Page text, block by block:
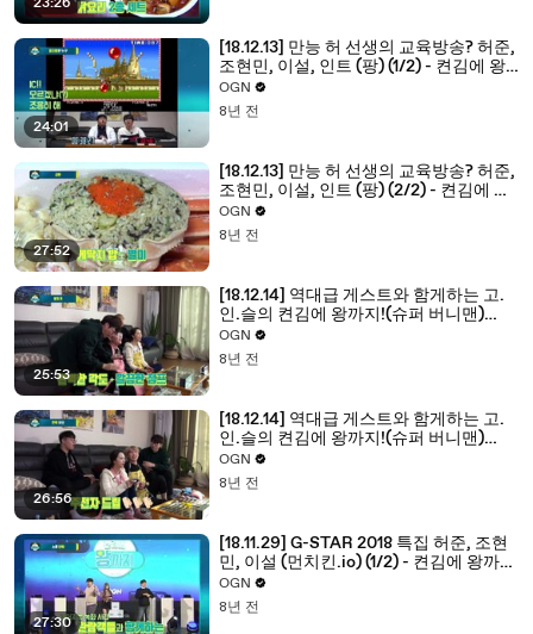
24:01
[18.12.13] 만능 허 선생의 교육방송? 허준,
조현민, 이설, 인트 (팡) (1/2) - 켠김에 왕
까지 2018 19화
OGN
8년 전
27:52
[18.12.13] 만능 허 선생의 교육방송? 허준,
조현민, 이설, 인트 (팡) (2/2) - 켠김에 왕
까지 2018 19화
OGN
8년 전
25:53
[18.12.14] 역대급 게스트와 함게하는 고.
인.슬의 켠김에 왕까지!(슈퍼 버니맨)
(1/2) - 켠김에 왕까지 2018 18화
OGN
8년 전
26:56
[18.12.14] 역대급 게스트와 함게하는 고.
인.슬의 켠김에 왕까지!(슈퍼 버니맨)
(2/2) - 켠김에 왕까지 2018 18화
OGN
8년 전
27:30
[18.11.29] G-STAR 2018 특집 허준, 조현
민, 이설 (먼치킨.io) (1/2) - 켠김에 왕까지
2018 17화
OGN
8년 전